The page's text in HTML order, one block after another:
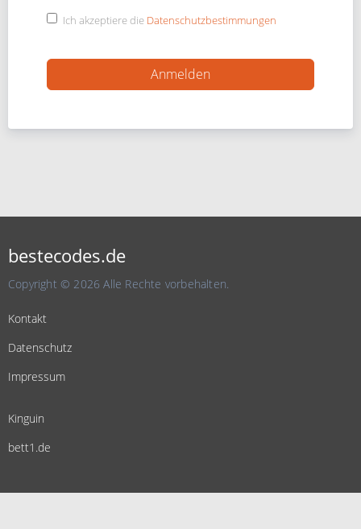
Ich akzeptiere die Datenschutzbestimmungen
bestecodes.de
Copyright © 2026 Alle Rechte vorbehalten.
Kontakt
Datenschutz
Impressum
Kinguin
bett1.de